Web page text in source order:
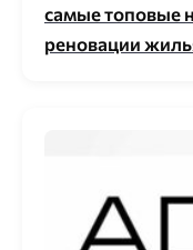
самые топовые
реновации